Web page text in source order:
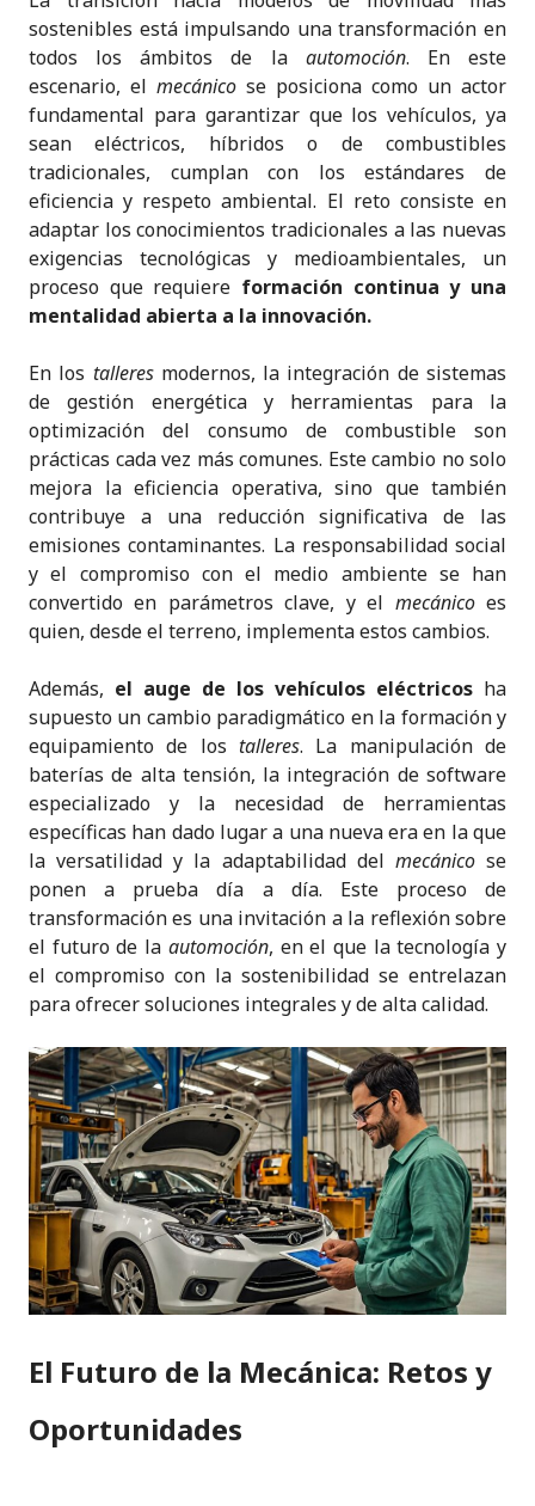
sostenibles está impulsando una transformación en
todos los ámbitos de la automoción. En este
escenario, el mecánico se posiciona como un actor
fundamental para garantizar que los vehículos, ya
sean eléctricos, híbridos o de combustibles
tradicionales, cumplan con los estándares de
eficiencia y respeto ambiental. El reto consiste en
adaptar los conocimientos tradicionales a las nuevas
exigencias tecnológicas y medioambientales, un
proceso que requiere formación continua y una
mentalidad abierta a la innovación.
En los talleresmodernos, la integración de sistemas
de gestión energética y herramientas para la
optimización del consumo de combustible son
prácticas cada vez más comunes. Este cambio no solo
mejora la eficiencia operativa, sino que también
contribuye a una reducción significativa de las
emisiones contaminantes. La responsabilidad social
y el compromiso con el medio ambiente se han
convertido en parámetros clave, y el mecánicoes
quien, desde el terreno, implementa estos cambios.
Además, el auge de los vehículos eléctricos ha
supuesto un cambio paradigmático en la formación y
equipamiento de los talleres. La manipulación de
baterías de alta tensión, la integración de software
especializado y la necesidad de herramientas
específicas han dado lugar a una nueva era en la que
la versatilidad y la adaptabilidad del mecánicose
ponen a prueba día a día. Este proceso de
transformación es una invitación a la reflexión sobre
el futuro de la automoción, en el que la tecnología y
el compromiso con la sostenibilidad se entrelazan
para ofrecer soluciones integrales y de alta calidad.
El Futuro de la Mecánica: Retos y
Oportunidades